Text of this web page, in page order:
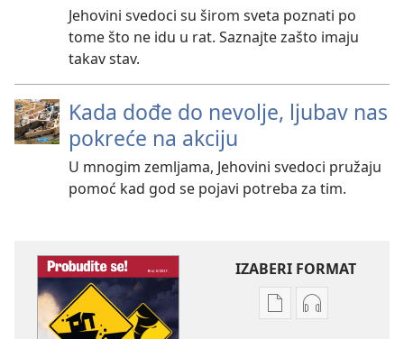
Jehovini svedoci su širom sveta poznati po
tome što ne idu u rat. Saznajte zašto imaju
takav stav.
Kada dođe do nevolje, ljubav nas
pokreće na akciju
U mnogim zemljama, Jehovini svedoci pružaju
pomoć kad god se pojavi potreba za tim.
IZABERI FORMAT
FormatiFormati